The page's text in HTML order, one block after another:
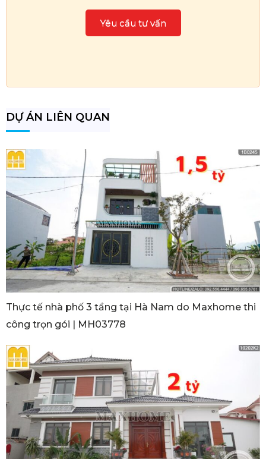
DỰ ÁN LIÊN QUAN
Thực tế nhà phố 3 tầng tại Hà Nam do Maxhome thi
công trọn gói | MH03778